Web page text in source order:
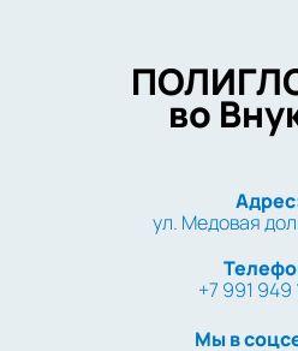
во
ул. Медовая
+7 991 949
Мы в